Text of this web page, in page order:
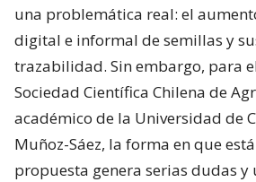
una problemática real: el
digital e informal de semillas y
trazabilidad. Sin embargo, para
Sociedad Científica Chilena de
académico de la Universidad de
Muñoz-Sáez, la forma en que
propuesta genera serias dudas y